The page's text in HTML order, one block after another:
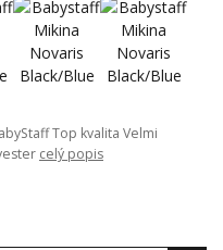
Top kvalita Velmi
celý popis